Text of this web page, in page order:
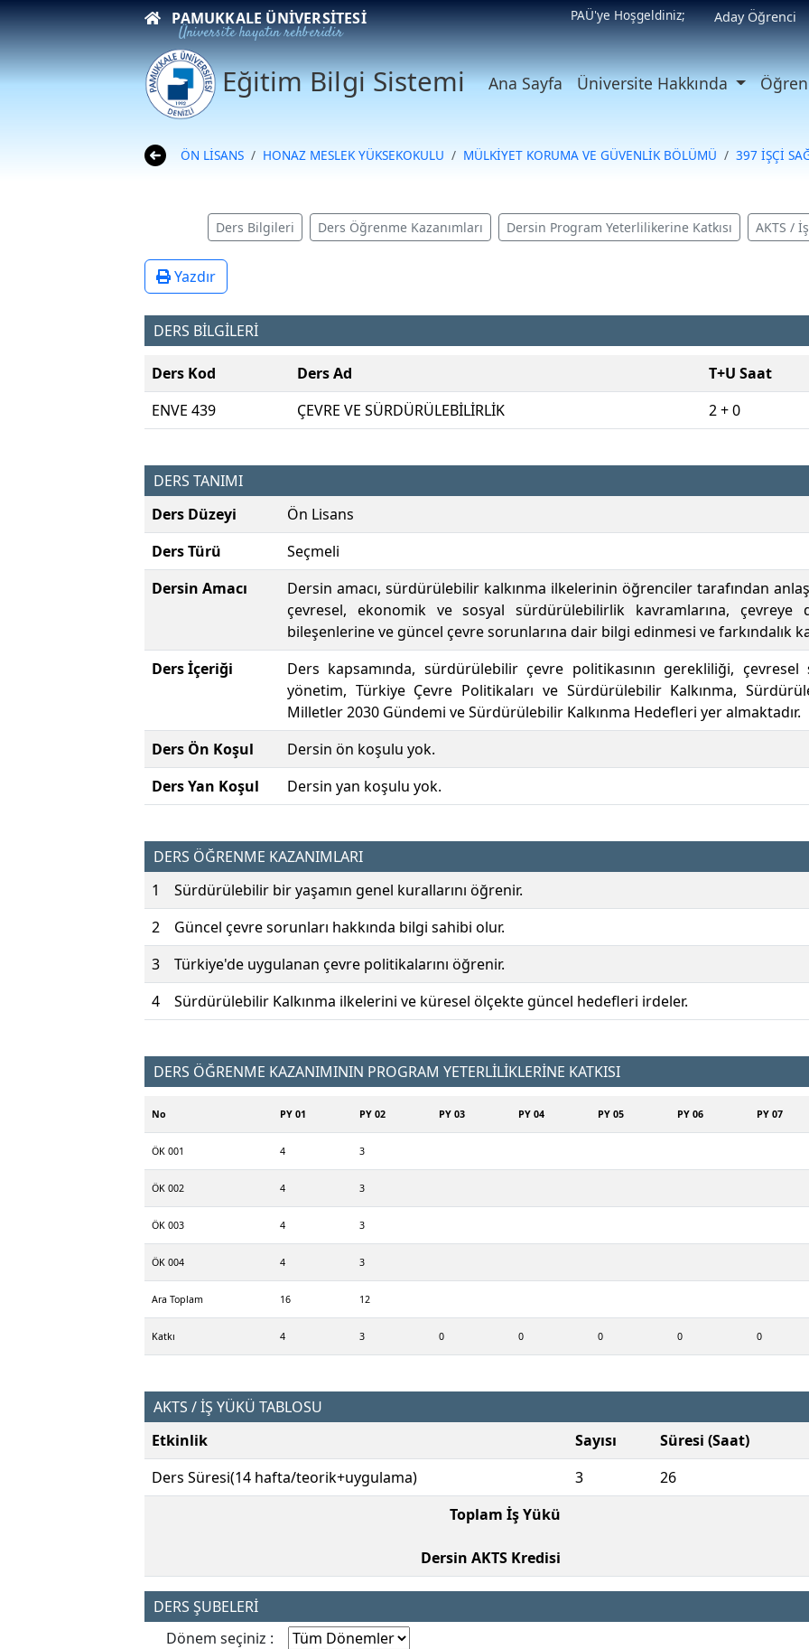
PAMUKKALE ÜNIVERSITESI
Üniversite hayatın rehberidir
PAÜ'ye Hoşgeldiniz; Aday Öğrenci
Eğitim Bilgi Sistemi Ana Sayfa Üniversite Hakkında
ÖN LİSANS HONAZ MESLEK YÜKSEKOKULU MÜLKİYET KORUMA VE GÜVENLİK BÖLÜMÜ 397 İŞÇİ
Ders Bilgileri Ders Öğrenme Kazanımları Dersin Program Yeterlilikerine Katkısı AKTS /
Yazdır
DERS BİLGİLERİ
Ders Kod Ders Ad T+U Saat
ENVE 439
ÇEVRE VE SÜRDÜRÜLEBİLİRLİK 2 + 0
DERS TANIMI
Ders Düzeyi
Ön Lisans
Ders Türü
Seçmeli
Dersin Amacı
Dersin amacı, sürdürülebilir kalkınma ilkelerinin öğrenciler tarafından
çevresel, ekonomik ve sosyal sürdürülebilirlik kavramlarına,
bileşenlerine ve güncel çevre sorunlarına dair bilgi edinmesi ve farkındalık
Ders İçeriği
Ders kapsamında, sürdürülebilir çevre politikasının gerekliliği,
yönetim, Türkiye Çevre Politikaları ve Sürdürülebilir Kalkınma,
Milletler 2030 Gündemi ve Sürdürülebilir Kalkınma Hedefleri yer almaktadır.
Ders Ön Koşul
Dersin ön koşulu yok.
Ders Yan Koşul
Dersin yan koşulu yok.
DERS ÖĞRENME KAZANIMLARI
1
Sürdürülebilir bir yaşamın genel kurallarını öğrenir.
2
Güncel çevre sorunları hakkında bilgi sahibi olur.
3
Türkiye'de uygulanan çevre politikalarını öğrenir.
4
Sürdürülebilir Kalkınma ilkelerini ve küresel ölçekte güncel hedefleri irdeler.
DERS ÖĞRENME KAZANIMININ PROGRAM YETERLİLİKLERİNE KATKISI
No PY 01 PY 02 PY 03 PY 04 PY 05 PY 06 PY 07
ÖK 001 4 3
ÖK 002 4 3
ÖK 003 4 3
ÖK 004 4 3
Ara Toplam 16 12
Katkı 4 3 0 0 0 0 0
AKTS / İŞ YÜKÜ TABLOSU
Etkinlik
Sayısı Süresi (Saat)
Ders Süresi(14 hafta/teorik+uygulama)
3 26
Toplam İş Yükü
Dersin AKTS Kredisi
DERS ŞUBELERİ
Dönem seçiniz :